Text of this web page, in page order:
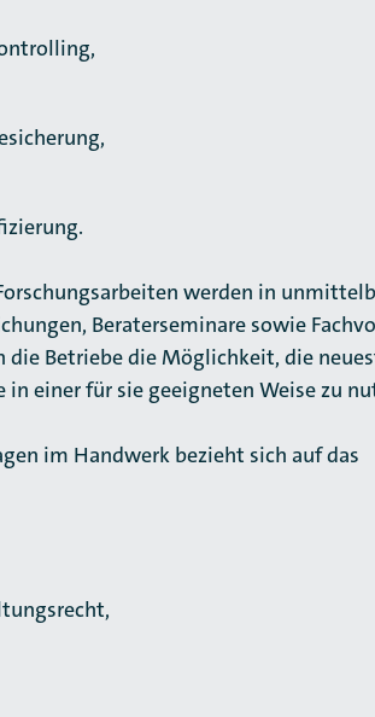
werden in
Beraterseminare sowie
die Betriebe die Möglichkeit, die
einer für sie geeigneten Weise zu
im Handwerk bezieht sich auf das